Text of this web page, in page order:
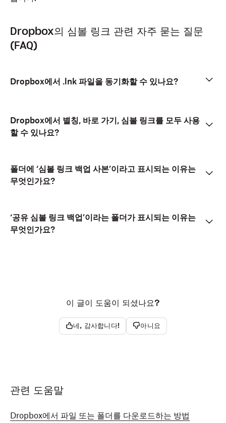
Dropbox의 심볼 링크 관련 자주 묻는 질문
(FAQ)
Dropbox에서 .lnk 파일을 동기화할 수 있나요?
Dropbox에서 별칭, 바로 가기, 심볼 링크를 모두 사용
할 수 있나요?
폴더에 ‘심볼 링크 백업 사본’이라고 표시되는 이유는
무엇인가요?
‘공유 심볼 링크 백업’이라는 폴더가 표시되는 이유는
무엇인가요?
이 글이 도움이 되셨나요?
네, 감사합니다! 아니요
관련 도움말
Dropbox에서 파일 또는 폴더를 다운로드하는 방법